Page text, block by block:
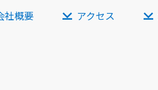
社概要 アクセス